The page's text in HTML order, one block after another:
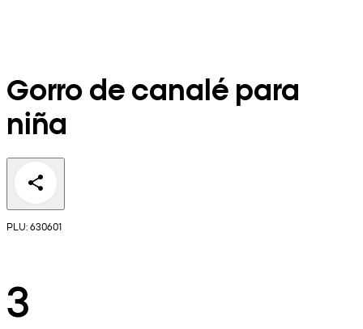
Gorro de canalé para
niña
PLU: 630601
3